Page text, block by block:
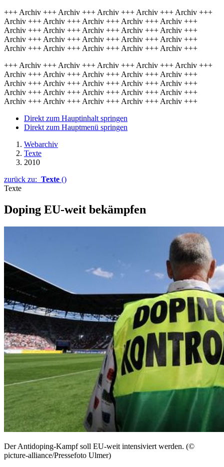
+++ Archiv +++ Archiv +++ Archiv +++ Archiv +++ Archiv +++
Archiv +++ Archiv +++ Archiv +++ Archiv +++ Archiv +++
Archiv +++ Archiv +++ Archiv +++ Archiv +++ Archiv +++
Archiv +++ Archiv +++ Archiv +++ Archiv +++ Archiv +++
Archiv +++ Archiv +++ Archiv +++ Archiv +++ Archiv +++
+++ Archiv +++ Archiv +++ Archiv +++ Archiv +++ Archiv +++
Archiv +++ Archiv +++ Archiv +++ Archiv +++ Archiv +++
Archiv +++ Archiv +++ Archiv +++ Archiv +++ Archiv +++
Archiv +++ Archiv +++ Archiv +++ Archiv +++ Archiv +++
Archiv +++ Archiv +++ Archiv +++ Archiv +++ Archiv +++
Direkt zum Hauptinhalt springen
Direkt zum Hauptmenü springen
Webarchiv
Texte
2010
zurück zu: Texte ()
Texte
Doping EU-weit bekämpfen
Der Antidoping-Kampf soll EU-weit intensiviert werden. (©
picture-alliance/Pressefoto Ulmer)